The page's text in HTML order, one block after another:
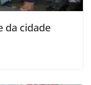
da cidade